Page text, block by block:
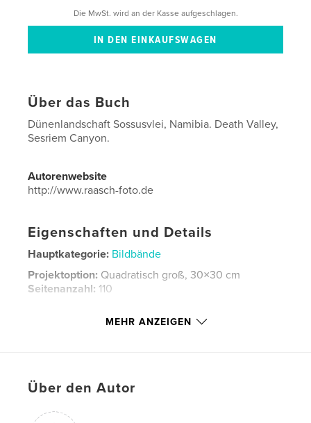
Die MwSt. wird an der Kasse aufgeschlagen.
Über das Buch
Dünenlandschaft Sossusvlei, Namibia. Death Valley,
Sesriem Canyon.
Autorenwebsite
http://www.raasch-foto.de
Eigenschaften und Details
Hauptkategorie: Bildbände
Projektoption: Quadratisch groß, 30×30 cm
Seitenanzahl: 110
MEHR ANZEIGEN
Über den Autor